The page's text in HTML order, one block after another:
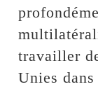
travailler
Unies